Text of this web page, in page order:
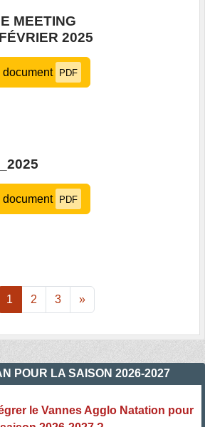
MEETING
2025
document PDF
document PDF
1 2 3 »
POUR LA SAISON 2026-2027
le Vannes Agglo Natation pour